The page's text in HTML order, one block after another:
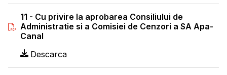
11 - Cu privire la aprobarea Consiliului de
Administratie si a Comisiei de Cenzori a SA Apa-
Canal
Descarca